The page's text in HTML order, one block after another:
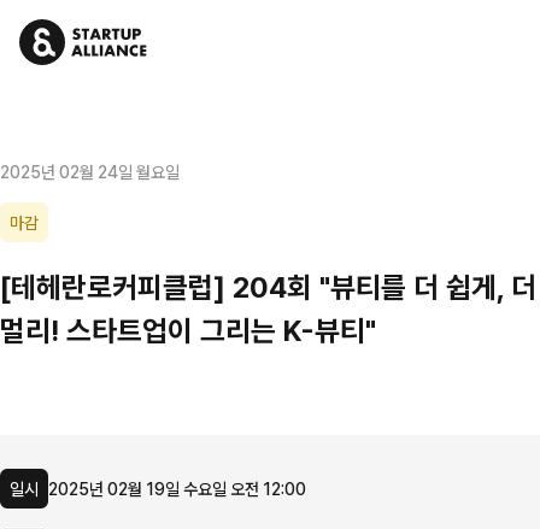
2025년 02월 24일 월요일
마감
[테헤란로커피클럽] 204회 "뷰티를 더 쉽게, 더
멀리! 스타트업이 그리는 K-뷰티"
일시 2025년 02월 19일 수요일 오전 12:00